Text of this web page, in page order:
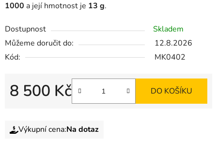
1000 a její hmotnost je 13 g.
Dostupnost
Skladem
Můžeme doručit do:
12.8.2026
Kód:
MK0402
8 500 Kč DO KOŠÍKU
Výkupní cena:Na dotaz